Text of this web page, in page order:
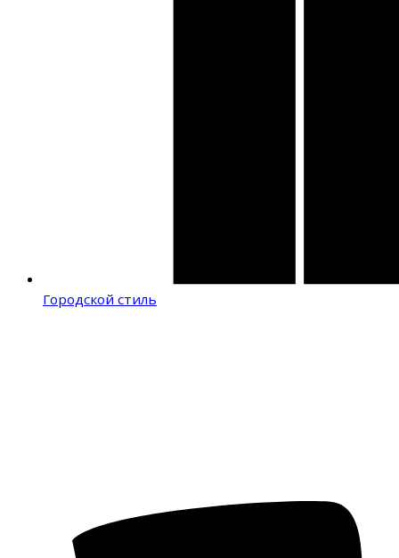
Городской стиль